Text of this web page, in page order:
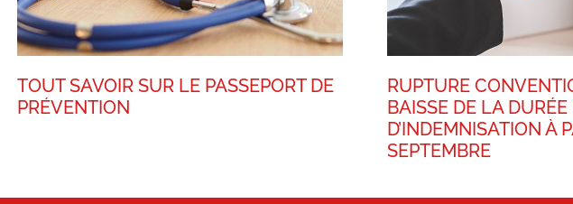
TOUT SAVOIR SUR LE PASSEPORT DE
PRÉVENTION
RUPTURE
BAISSE DE LA
D’INDEMNISATION À
SEPTEMBRE